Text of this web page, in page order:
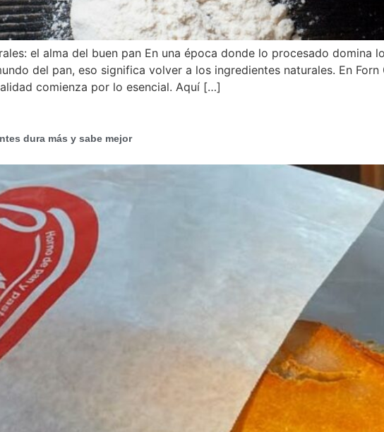
el alma del buen pan En una época donde lo procesado domina
del pan, eso significa volver a los ingredientes naturales. En
comienza por lo esencial. Aquí […]
dura más y sabe mejor